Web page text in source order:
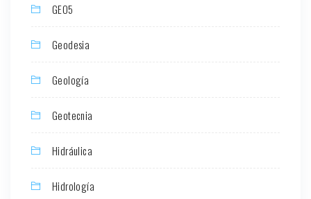
GEO5
Geodesia
Geología
Geotecnia
Hidráulica
Hidrología